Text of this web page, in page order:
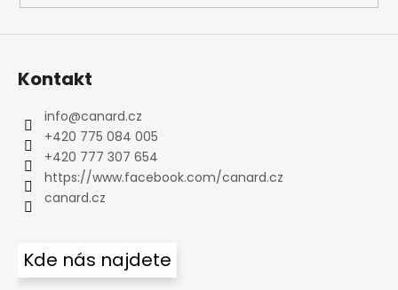
Kontakt
info@canard.cz
+420 775 084 005
+420 777 307 654
https://www.facebook.com/canard.cz
canard.cz
Kde nás najdete